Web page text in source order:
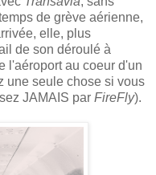
de grève aérienne,
elle, plus
de son déroulé à
l'aéroport au coeur d'un
une seule chose si vous
JAMAIS par FireFly).